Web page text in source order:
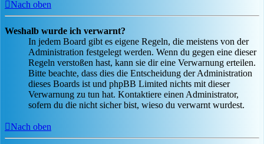
Nach oben
Weshalb wurde ich verwarnt?
In jedem Board gibt es eigene Regeln, die meistens von der
Administration festgelegt werden. Wenn du gegen eine dieser
Regeln verstoßen hast, kann sie dir eine Verwarnung erteilen.
Bitte beachte, dass dies die Entscheidung der Administration
dieses Boards ist und phpBB Limited nichts mit dieser
Verwarnung zu tun hat. Kontaktiere einen Administrator,
sofern du die nicht sicher bist, wieso du verwarnt wurdest.
Nach oben